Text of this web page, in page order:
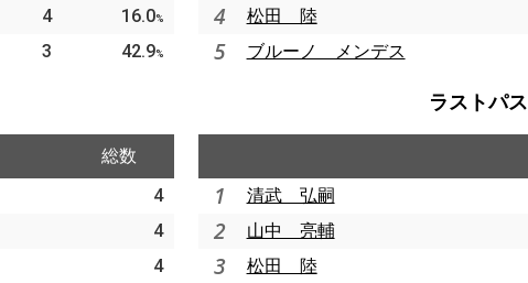
4 16.0%
3 42.9%
4 松田 陸
5 ブルーノ メンデス
総数
4
4
4
ラストパス
1 清武 弘嗣
2 山中 亮輔
3 松田 陸